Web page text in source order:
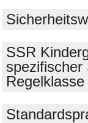
SSR
spezifischer
Regelklasse